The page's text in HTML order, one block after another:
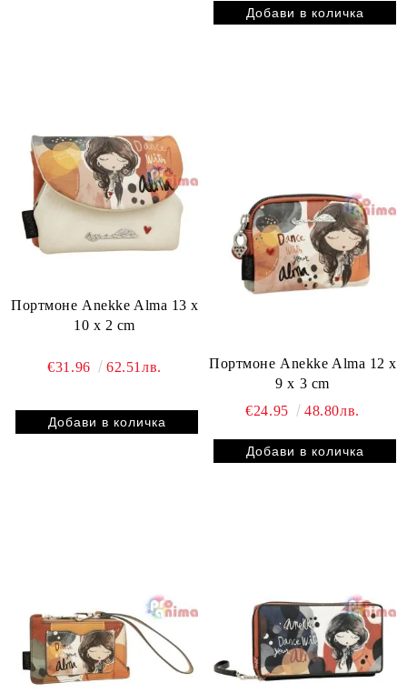
Портмоне Anekke Alma 13 x
10 x 2 cm
€31.96 62.51лв.
Портмоне Anekke Alma 12 x
9 x 3 cm
€24.95
48.80лв.